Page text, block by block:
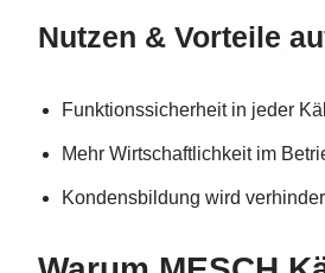
Nutzen & Vorteile
Funktionssicherheit in jeder
Mehr Wirtschaftlichkeit im
Kondensbildung wird